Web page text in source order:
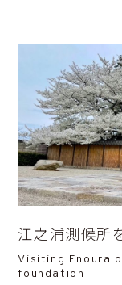
江之浦測候所
Visiting Enoura
foundation